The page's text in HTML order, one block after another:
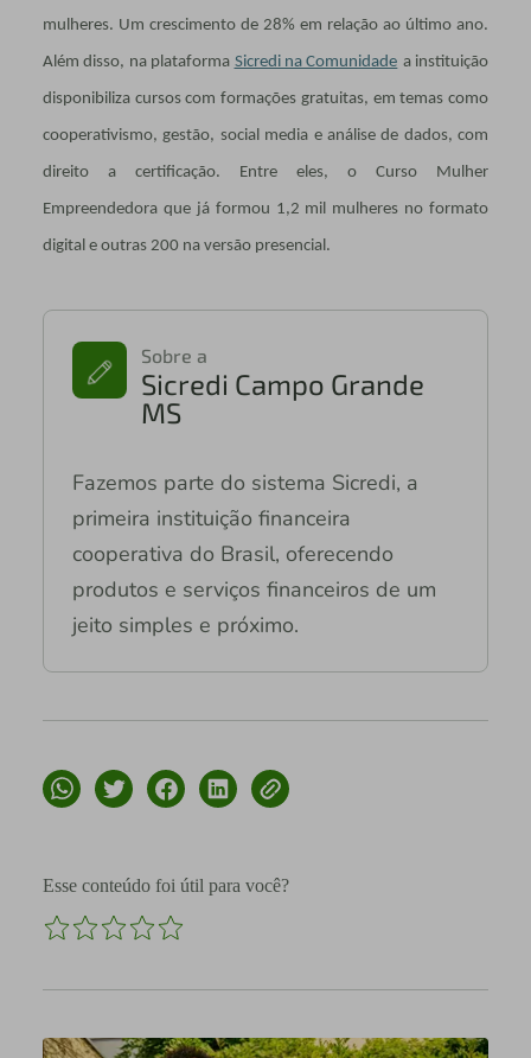
mulheres. Um crescimento de 28% em relação ao último ano.
Além disso, na plataforma Sicredi na Comunidade a instituição
disponibiliza cursos com formações gratuitas, em temas como
cooperativismo, gestão, social media e análise de dados, com
direito a certificação. Entre eles, o Curso Mulher
Empreendedora que já formou 1,2 mil mulheres no formato
digital e outras 200 na versão presencial.
Sobre a
Sicredi Campo Grande
MS
Fazemos parte do sistema Sicredi, a
primeira instituição financeira
cooperativa do Brasil, oferecendo
produtos e serviços financeiros de um
jeito simples e próximo.
Esse conteúdo foi útil para você?